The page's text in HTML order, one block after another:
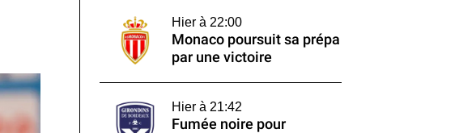
Hier à 22:00
Monaco poursuit sa prépa
par une victoire
Hier à 21:42
Fumée noire pour